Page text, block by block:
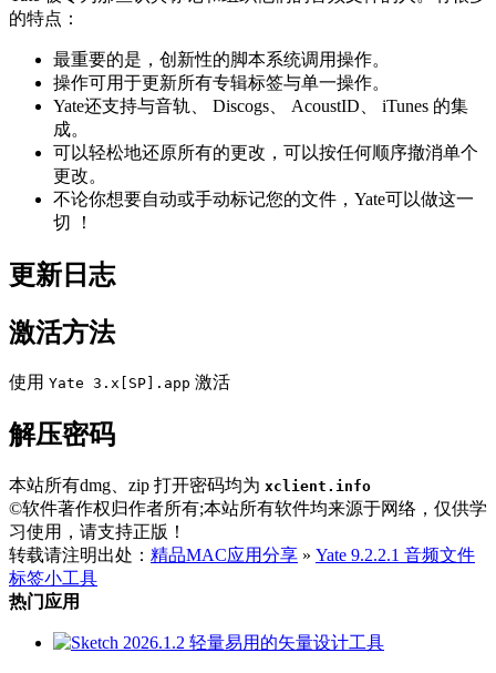
的特点：
最重要的是，创新性的脚本系统调用操作。
操作可用于更新所有专辑标签与单一操作。
Yate还支持与音轨、 Discogs、 AcoustID、 iTunes 的集
成。
可以轻松地还原所有的更改，可以按任何顺序撤消单个
更改。
不论你想要自动或手动标记您的文件，Yate可以做这一
切 ！
更新日志
激活方法
使用 Yate 3.x[SP].app 激活
解压密码
本站所有dmg、zip 打开密码均为 xclient.info
©软件著作权归作者所有;本站所有软件均来源于网络，仅供学
习使用，请支持正版！
转载请注明出处： 精品MAC应用分享 » Yate 9.2.2.1 音频文件
标签小工具
热门应用